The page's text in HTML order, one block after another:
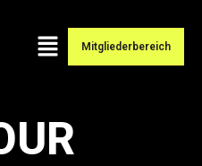
Mitgliederbereich